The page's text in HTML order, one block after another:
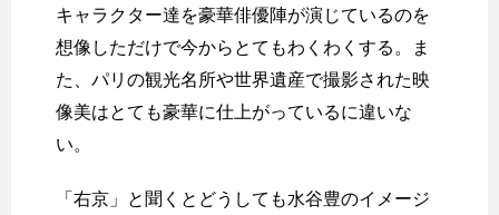
キャラクター達を豪華俳優陣が演じているのを
想像しただけで今からとてもわくわくする。ま
た、パリの観光名所や世界遺産で撮影された映
像美はとても豪華に仕上がっているに違いな
い。
「右京」と聞くとどうしても水谷豊のイメージ